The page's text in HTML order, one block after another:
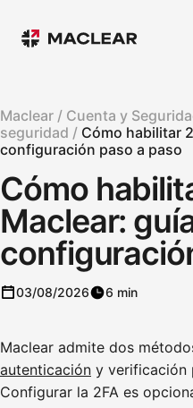
Maclear / Cuenta y
seguridad / Cómo habilitar
configuración paso a paso
Cómo
Maclear:
03/08/2026 6 min
Maclear admite dos
autenticación y verificación
Configurar la 2FA es